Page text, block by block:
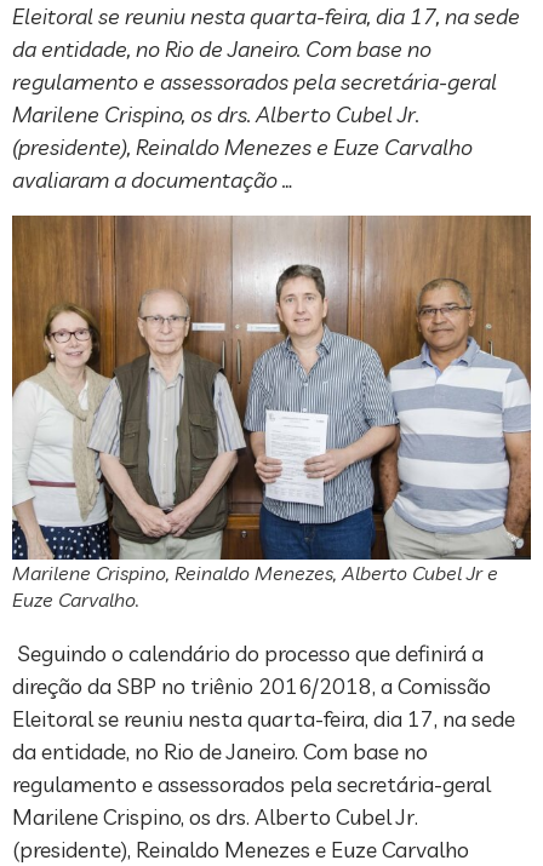
Eleitoral se reuniu nesta quarta-feira, dia 17, na sede
da entidade, no Rio de Janeiro. Com base no
regulamento e assessorados pela secretária-geral
Marilene Crispino, os drs. Alberto Cubel Jr.
(presidente), Reinaldo Menezes e Euze Carvalho
avaliaram a documentação …
Marilene Crispino, Reinaldo Menezes, Alberto Cubel Jr e
Euze Carvalho.
Seguindo o calendário do processo que definirá a
direção da SBP no triênio 2016/2018, a Comissão
Eleitoral se reuniu nesta quarta-feira, dia 17, na sede
da entidade, no Rio de Janeiro. Com base no
regulamento e assessorados pela secretária-geral
Marilene Crispino, os drs. Alberto Cubel Jr.
(presidente), Reinaldo Menezes e Euze Carvalho